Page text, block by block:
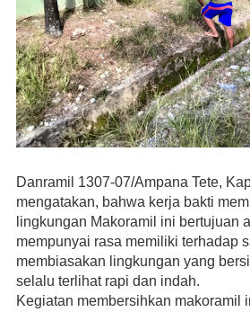
Danramil 1307-07/Ampana Tete,
mengatakan, bahwa kerja bakti
lingkungan Makoramil ini bertujuan
mempunyai rasa memiliki terhadap
membiasakan lingkungan yang
selalu terlihat rapi dan indah.
Kegiatan membersihkan makoramil